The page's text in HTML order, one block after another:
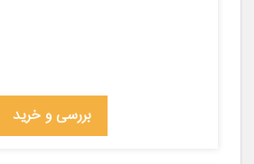
بررسی و خرید